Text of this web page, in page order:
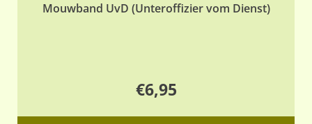
Mouwband UvD (Unteroffizier vom Dienst)
€6,95